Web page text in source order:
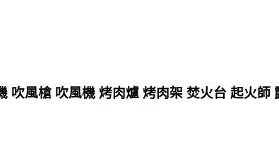
吹風槍 吹風機 烤肉爐 烤肉架 焚火台 起火師